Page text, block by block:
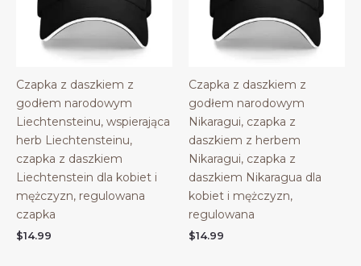
Czapka z daszkiem z
godłem narodowym
Liechtensteinu, wspierająca
herb Liechtensteinu,
czapka z daszkiem
Liechtenstein dla kobiet i
mężczyzn, regulowana
czapka
$14.99
Czapka z daszkiem z
godłem narodowym
Nikaragui, czapka z
daszkiem z herbem
Nikaragui, czapka z
daszkiem Nikaragua dla
kobiet i mężczyzn,
regulowana
$14.99